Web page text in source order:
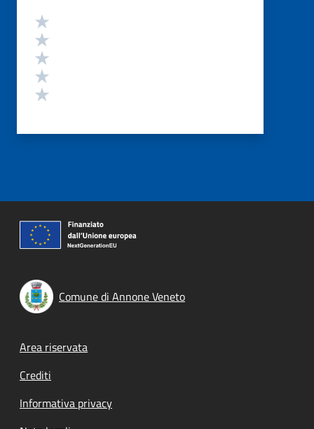
Valutazione
Comune di Annone Veneto
Footer menu
Area riservata
Crediti
Informativa privacy